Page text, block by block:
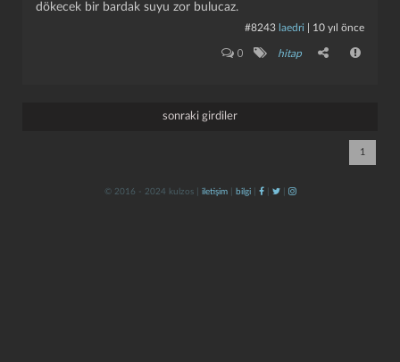
dökecek bir bardak suyu zor bulucaz.
#8243 laedri 10 yıl önce
0 hitap
sonraki girdiler
1
© 2016 - 2024 kulzos | iletişim| bilgi| | |